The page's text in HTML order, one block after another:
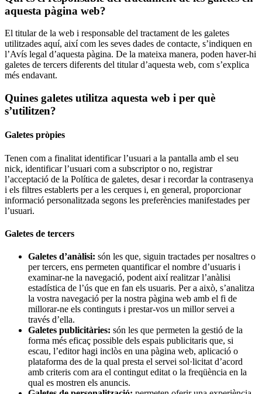
aquesta pàgina web?
El titular de la web i responsable del tractament de les galetes
utilitzades aquí, així com les seves dades de contacte, s’indiquen en
l’Avís legal d’aquesta pàgina. De la mateixa manera, poden haver-hi
galetes de tercers diferents del titular d’aquesta web, com s’explica
més endavant.
Quines galetes utilitza aquesta web i per què
s’utilitzen?
Galetes pròpies
Tenen com a finalitat identificar l’usuari a la pantalla amb el seu
nick, identificar l’usuari com a subscriptor o no, registrar
l’acceptació de la Política de galetes, desar i recordar la contrasenya
i els filtres establerts per a les cerques i, en general, proporcionar
informació personalitzada segons les preferències manifestades per
l’usuari.
Galetes de tercers
Galetes d’anàlisi: són les que, siguin tractades per nosaltres o
per tercers, ens permeten quantificar el nombre d’usuaris i
examinar-ne la navegació, podent així realitzar l’anàlisi
estadística de l’ús que en fan els usuaris. Per a això, s’analitza
la vostra navegació per la nostra pàgina web amb el fi de
millorar-ne els continguts i prestar-vos un millor servei a
través d’ella.
Galetes publicitàries: són les que permeten la gestió de la
forma més eficaç possible dels espais publicitaris que, si
escau, l’editor hagi inclòs en una pàgina web, aplicació o
plataforma des de la qual presta el servei sol·licitat d’acord
amb criteris com ara el contingut editat o la freqüència en la
qual es mostren els anuncis.